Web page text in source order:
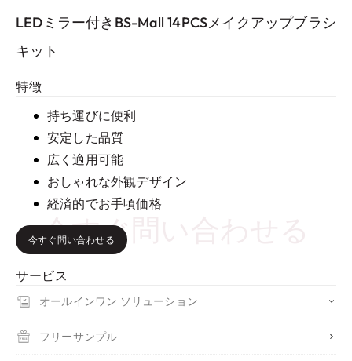
LEDミラー付きBS-Mall 14PCSメイクアップブラシ
キット
特徴
持ち運びに便利
安定した品質
広く適用可能
おしゃれな外観デザイン
経済的でお手頃価格
今すぐ問い合わせる
今すぐ問い合わせる
サービス
オールインワン ソリューション
フリーサンプル